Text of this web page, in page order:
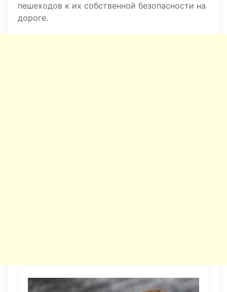
пешеходов к их собственной безопасности на
дороге.